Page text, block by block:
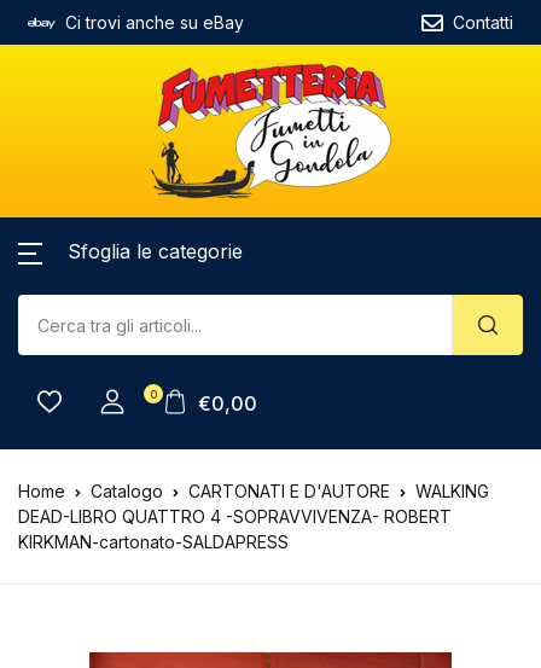
Ci trovi anche su eBay Contatti
Sfoglia le categorie
0 €0,00
Home Catalogo CARTONATI E D'AUTORE
WALKING
DEAD-LIBRO QUATTRO 4 -SOPRAVVIVENZA- ROBERT
KIRKMAN-cartonato-SALDAPRESS